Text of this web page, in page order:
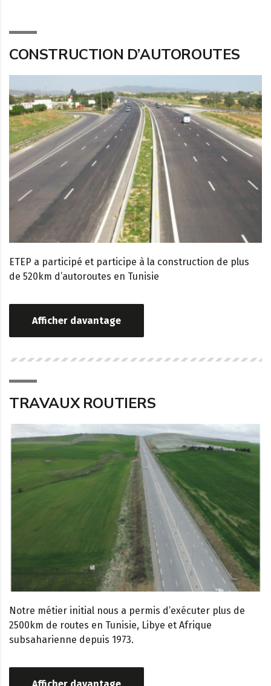
CONSTRUCTION D’AUTOROUTES
ETEP a participé et participe à la construction de plus
de 520km d’autoroutes en Tunisie
Afficher davantage
TRAVAUX ROUTIERS
Notre métier initial nous a permis d’exécuter plus de
2500km de routes en Tunisie, Libye et Afrique
subsaharienne depuis 1973.